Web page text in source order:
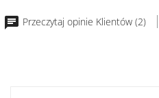
słonecznikiem
Przeczytaj opinie Klientów (2)